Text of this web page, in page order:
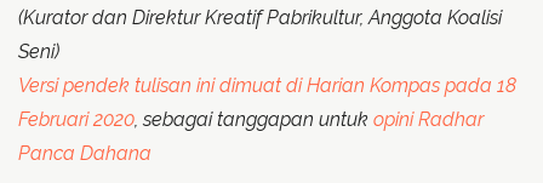
(Kurator dan Direktur Kreatif Pabrikultur, Anggota Koalisi
Seni)
Versi pendek tulisan ini dimuat di Harian Kompas pada 18
Februari 2020 , sebagai tanggapan untuk opini Radhar
Panca Dahana